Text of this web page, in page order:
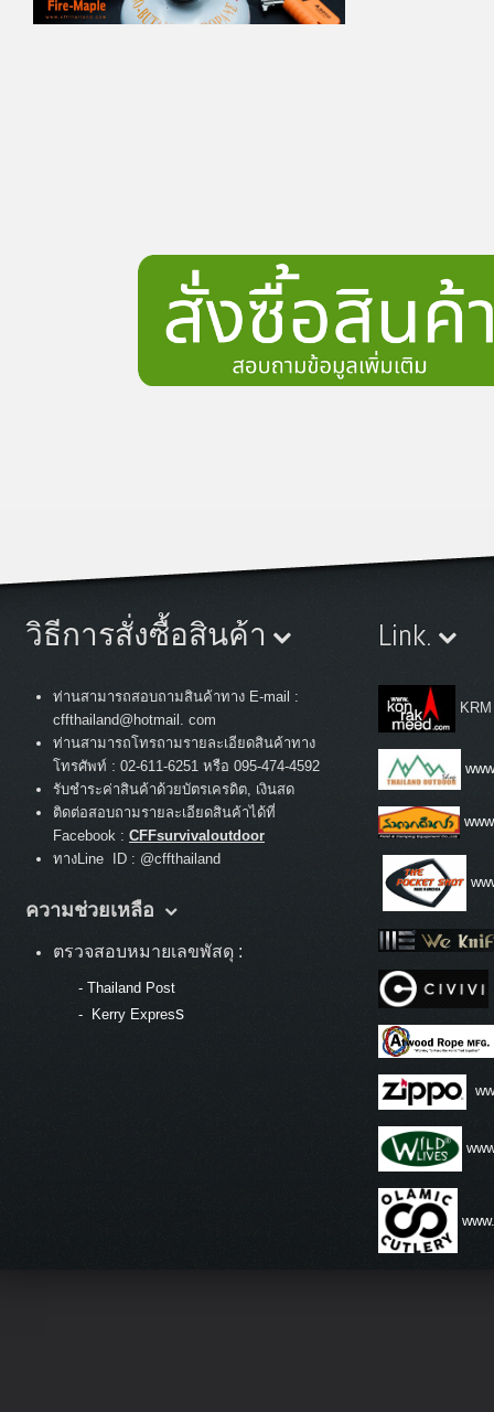
วิธีการสั่งซื้อสินค้า
ท่านสามารถสอบถามสินค้าทาง E-mail :
cffthailand@hotmail. com
ท่านสามารถโทรถามรายละเอียดสินค้าทาง
โทรศัพท์ : 02-611-6251 หรือ 095-474-4592
รับชำระค่าสินค้าด้วยบัตรเครดิต, เงินสด
ติดต่อสอบถามรายละเอียดสินค้าได้ที่
Facebook : CFFsurvivaloutdoor
ทางLine ID : @cffthailand
ความช่วยเหลือ
ตรวจสอบหมายเลขพัสดุ :
- Thailand Post
-
Kerry Express
Link.
KRM